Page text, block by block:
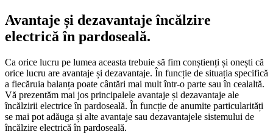
Avantaje și dezavantaje încălzire
electrică în pardoseală.
Ca orice lucru pe lumea aceasta trebuie să fim conștienți și onești că
orice lucru are avantaje și dezavantaje. În funcție de situația specifică
a fiecăruia balanța poate cântări mai mult într-o parte sau în cealaltă.
Vă prezentăm mai jos principalele avantaje și dezavantaje ale
încălzirii electrice în pardoseală. În funcție de anumite particularități
se mai pot adăuga și alte avantaje sau dezavantajele sistemului de
încălzire electrică în pardoseală.